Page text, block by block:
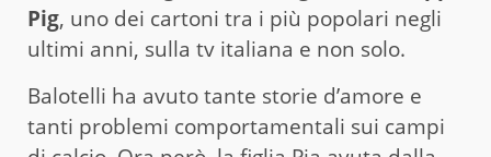
Pig, uno dei cartoni tra i più popolari negli
ultimi anni, sulla tv italiana e non solo.
Balotelli ha avuto tante storie d’amore e
tanti problemi comportamentali sui campi